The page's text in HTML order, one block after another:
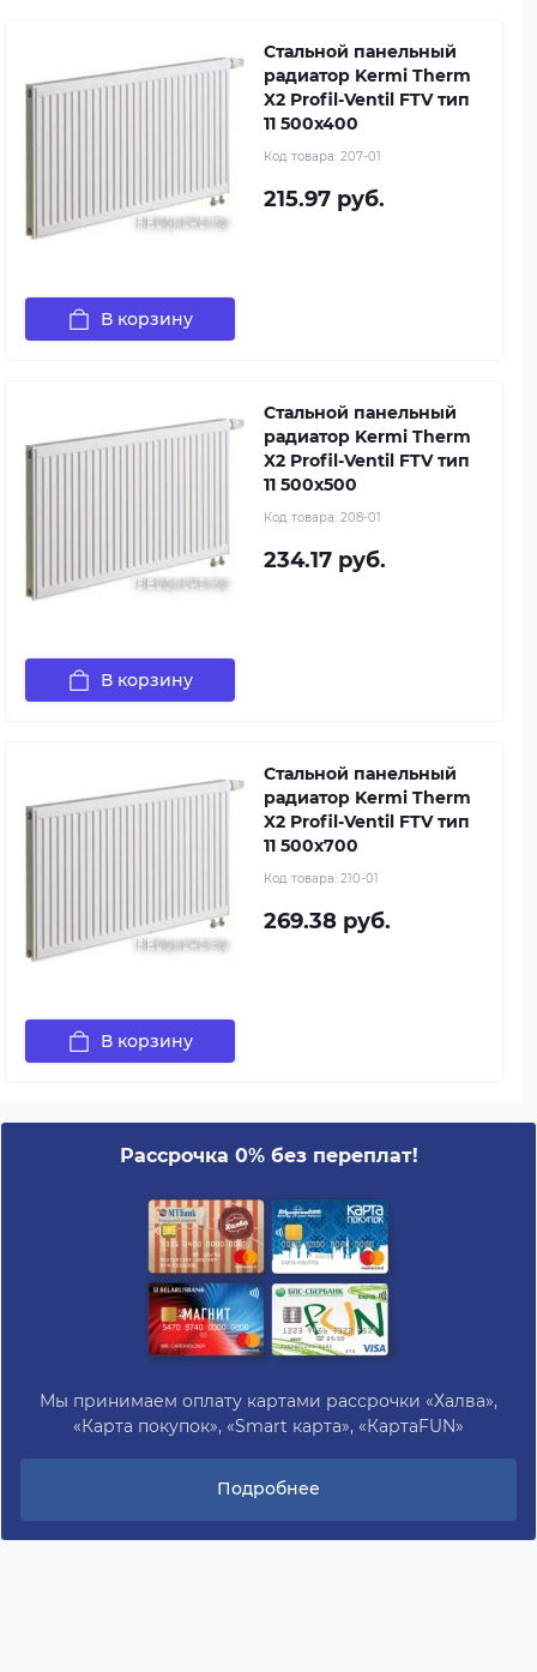
Стальной панельный
радиатор Kermi Therm
X2 Profil-Ventil FTV тип
11 500x400
Код товара: 207-01
215.97 руб.
В корзину
Стальной панельный
радиатор Kermi Therm
X2 Profil-Ventil FTV тип
11 500x500
Код товара: 208-01
234.17 руб.
В корзину
Стальной панельный
радиатор Kermi Therm
X2 Profil-Ventil FTV тип
11 500x700
Код товара: 210-01
269.38 руб.
В корзину
Рассрочка 0% без переплат!
Мы принимаем оплату картами рассрочки «Халва»,
«Карта покупок», «Smart карта», «КартаFUN»
Подробнее